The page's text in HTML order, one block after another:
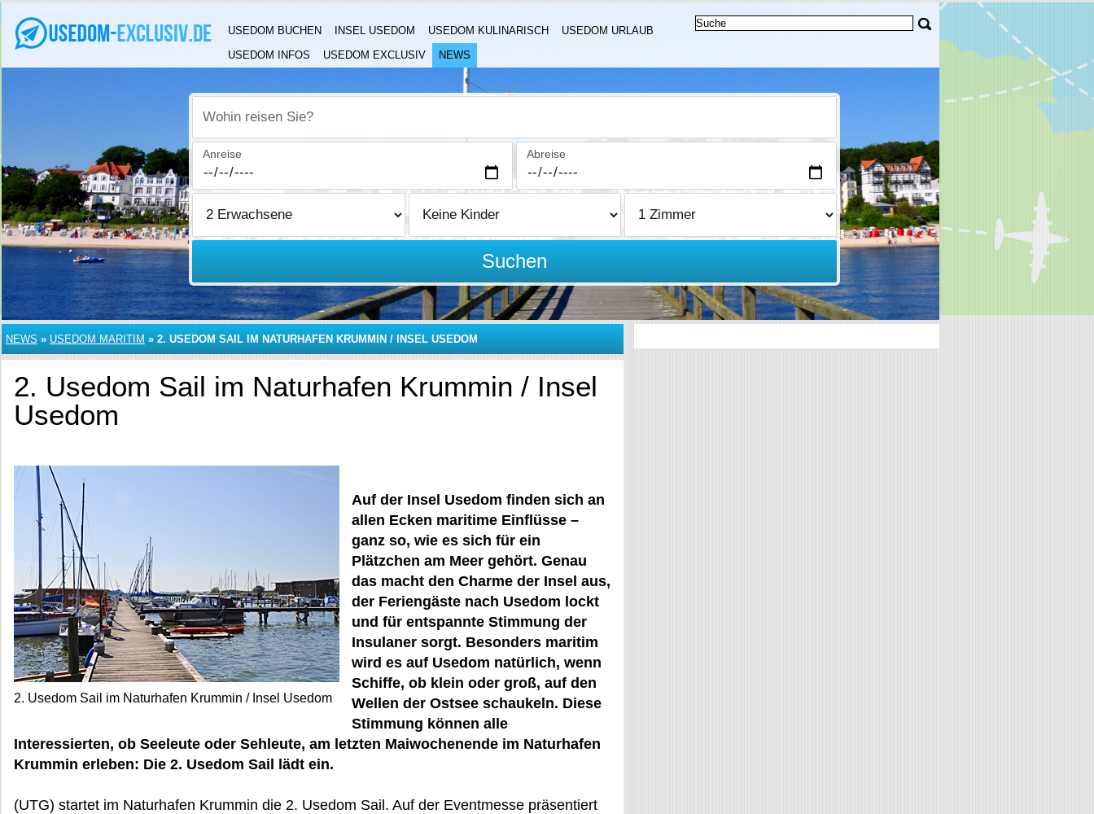
USEDOM BUCHEN INSEL USEDOM USEDOM KULINARISCH
USEDOM URLAUB
USEDOM INFOS
USEDOM EXCLUSIV NEWS
Wohin reisen Sie?
Anreise Abreise
Suchen
NEWS » USEDOM MARITIM » 2. USEDOM SAIL IM NATURHAFEN KRUMMIN / INSEL USEDOM
2. Usedom Sail im Naturhafen Krummin / Insel
Usedom
2. Usedom Sail im Naturhafen Krummin / Insel Usedom
Auf der Insel Usedom finden sich an
allen Ecken maritime Einflüsse –
ganz so, wie es sich für ein
Plätzchen am Meer gehört. Genau
das macht den Charme der Insel aus,
der Feriengäste nach Usedom lockt
und für entspannte Stimmung der
Insulaner sorgt. Besonders maritim
wird es auf Usedom natürlich, wenn
Schiffe, ob klein oder groß, auf den
Wellen der Ostsee schaukeln. Diese
Stimmung können alle
Interessierten, ob Seeleute oder Sehleute, am letzten Maiwochenende im Naturhafen
Krummin erleben: Die 2. Usedom Sail lädt ein.
(UTG) startet im Naturhafen Krummin die 2. Usedom Sail. Auf der Eventmesse präsentiert